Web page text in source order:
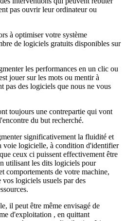
pas ouvrir leur ordinateur ou
à optimiser votre système
de logiciels gratuits disponibles sur
les performances en un clic ou
jouer sur les mots ou mentir à
pas des logiciels que nous ne vous
toujours une contrepartie qui vont
du but recherché.
significativement la fluidité et
voie logicielle, à condition d'identifier
ceux ci puissent effectivement être
utilisant les dits logiciels pour
comportements de votre machine,
logiciels usuels par des
il peut être même envisagé de
d'exploitation , en quittant